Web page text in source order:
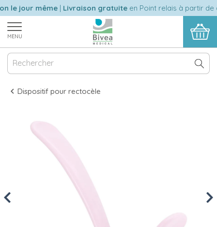
le jour même|Livraison gratuiteen Point relais à partir de
MENU
Dispositif pour rectocèle
Previous